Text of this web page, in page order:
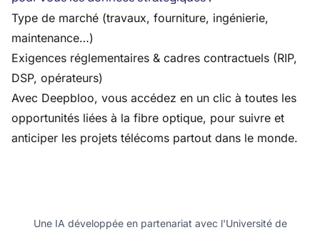
Type de marché (travaux, fourniture, ingénierie,
maintenance…)
Exigences réglementaires & cadres contractuels (RIP,
DSP, opérateurs)
Avec Deepbloo, vous accédez en un clic à toutes les
opportunités liées à la fibre optique, pour suivre et
anticiper les projets télécoms partout dans le monde.
Une IA développée en partenariat avec l'Université de